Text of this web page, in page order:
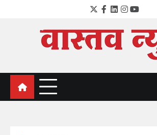
Twitter
Facebook
LinkedIn
Instagram
YouTube
VastavNEWSLive.com
a leading NEWS portal of Maharahstra